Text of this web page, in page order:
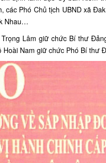
các Phó Chủ tịch UBND xã
Nhau…
Lâm giữ chức Bí thư
Nam giữ chức Phó Bí thư